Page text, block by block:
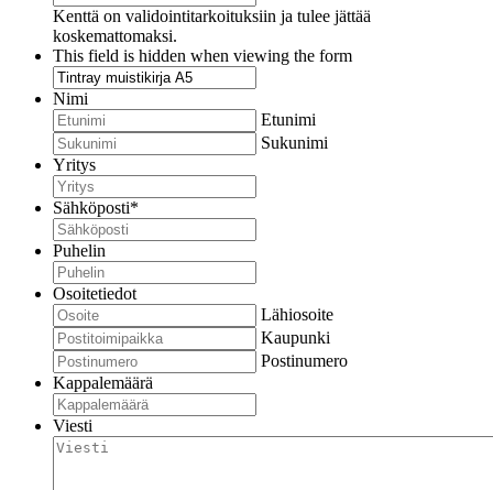
Kenttä on validointitarkoituksiin ja tulee jättää
koskemattomaksi.
This field is hidden when viewing the form
Nimi
Etunimi
Sukunimi
Yritys
Sähköposti*
Puhelin
Osoitetiedot
Lähiosoite
Kaupunki
Postinumero
Kappalemäärä
Viesti